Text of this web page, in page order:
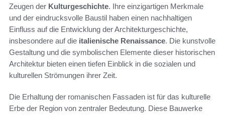
Zeugen der Kulturgeschichte. Ihre einzigartigen Merkmale
und der eindrucksvolle Baustil haben einen nachhaltigen
Einfluss auf die Entwicklung der Architekturgeschichte,
insbesondere auf die italienische Renaissance. Die kunstvolle
Gestaltung und die symbolischen Elemente dieser historischen
Architektur bieten einen tiefen Einblick in die sozialen und
kulturellen Strömungen ihrer Zeit.
Die Erhaltung der romanischen Fassaden ist für das kulturelle
Erbe der Region von zentraler Bedeutung. Diese Bauwerke